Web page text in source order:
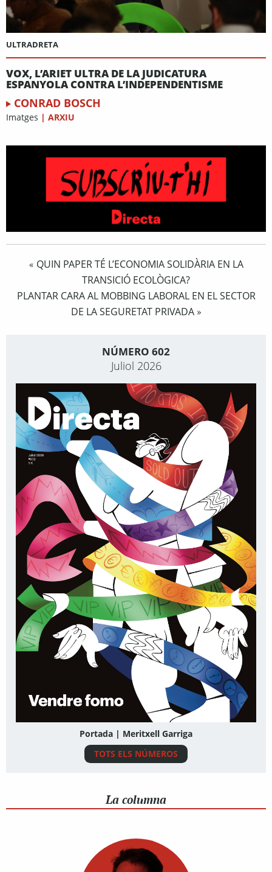
ULTRADRETA
VOX, L’ARIET ULTRA DE LA JUDICATURA
ESPANYOLA CONTRA L’INDEPENDENTISME
CONRAD BOSCH
Imatges | ARXIU
« QUIN PAPER TÉ L’ECONOMIA SOLIDÀRIA EN LA
TRANSICIÓ ECOLÒGICA?
PLANTAR CARA AL MOBBING LABORAL EN EL SECTOR
DE LA SEGURETAT PRIVADA»
NÚMERO 602
Juliol 2026
Portada | Meritxell Garriga
TOTS ELS NÚMEROS
La columna